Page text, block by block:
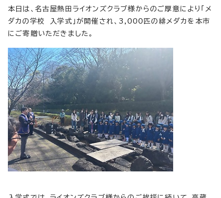
本日は、名古屋熱田ライオンズクラブ様からのご厚意により「メ
ダカの学校 入学式」が開催され、3,000匹の緋メダカを本市
にご寄贈いただきました。